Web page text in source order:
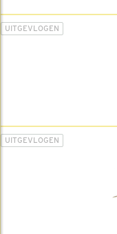
UITGEVLOGEN
UITGEVLOGEN